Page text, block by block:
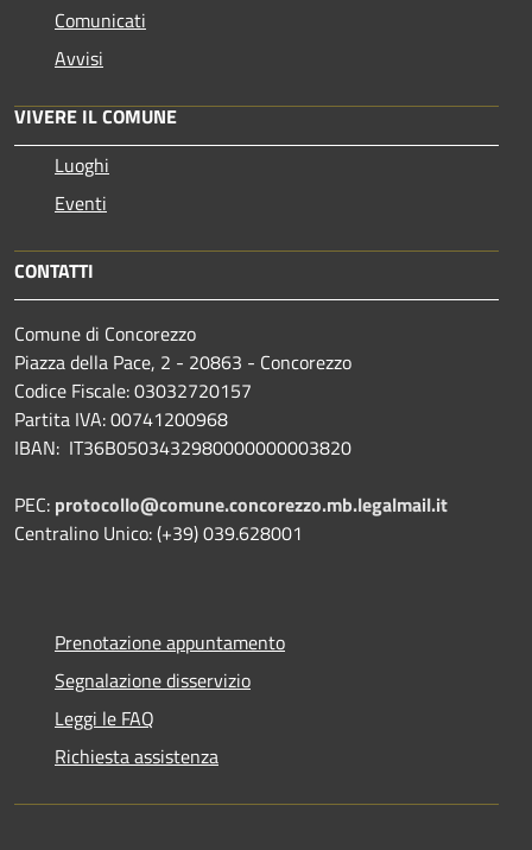
Comunicati
Avvisi
VIVERE IL COMUNE
Luoghi
Eventi
CONTATTI
Comune di Concorezzo
Piazza della Pace, 2 - 20863 - Concorezzo
Codice Fiscale: 03032720157
Partita IVA: 00741200968
IBAN: IT36B0503432980000000003820
PEC: protocollo@comune.concorezzo.mb.legalmail.it
Centralino Unico: (+39) 039.628001
Prenotazione appuntamento
Segnalazione disservizio
Leggi le FAQ
Richiesta assistenza